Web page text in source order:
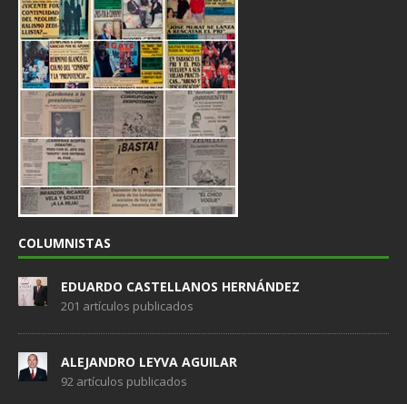
COLUMNISTAS
EDUARDO CASTELLANOS HERNÁNDEZ
201 artículos publicados
ALEJANDRO LEYVA AGUILAR
92 artículos publicados